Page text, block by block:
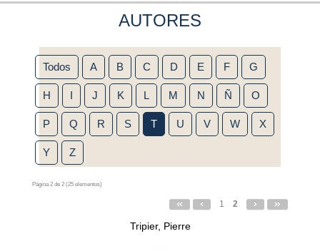
AUTORES
Todos A B C D E F G
H I J K L M N Ñ O
P Q R S T U V W X
Y Z
Página 2 de 2 (25 elementos)
1 2
Tripier, Pierre